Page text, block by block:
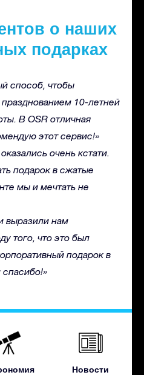
о наших
подарках
способ, чтобы
празднованием 10-летней
В OSR отличная
этот сервис!»
очень кстати.
подарок в сжатые
мы и мечтать не
выразили нам
того, что это был
подарок в
Новости